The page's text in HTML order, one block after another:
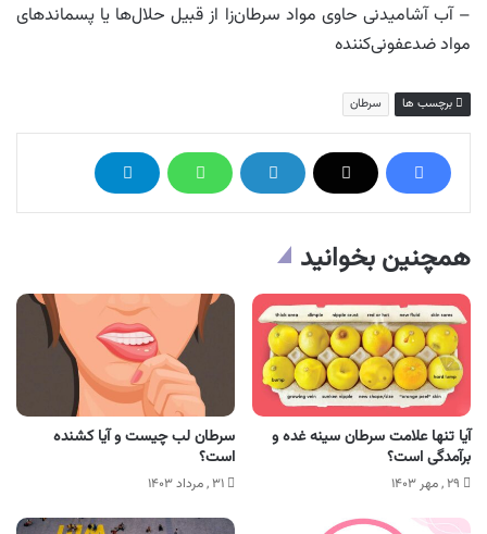
– آب آشامیدنی حاوی مواد سرطان‌زا از قبیل حلال‌ها یا پسماندهای
مواد ضدعفونی‌کننده
برچسب ها سرطان
همچنین بخوانید
آیا تنها علامت سرطان سینه غده و
برآمدگی است؟
۲۹ , مهر ۱۴۰۳
سرطان لب چیست و آیا کشنده
است؟
۳۱ , مرداد ۱۴۰۳